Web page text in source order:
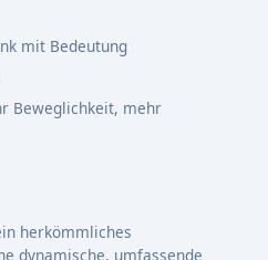
mit Bedeutung
Beweglichkeit, mehr
herkömmliches
dynamische, umfassende